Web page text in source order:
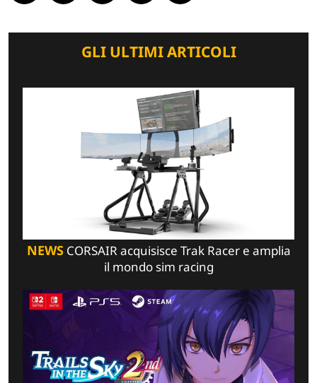
GLI ULTIMI ARTICOLI
NEWSCORSAIR acquisisce Trak Racer e amplia
il mondo sim racing